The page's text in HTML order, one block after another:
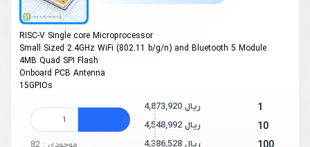
RISC­-V Single ­core Microprocessor
Small­ Sized 2.4GHz Wi­Fi (802.11 b/g/n) and Bluetooth 5 Module
4MB Quad SPI Flash
On­board PCB Antenna
15GPIOs
1 4,873,920 ریال
10 4,548,992 ریال
4,386,528 ریال